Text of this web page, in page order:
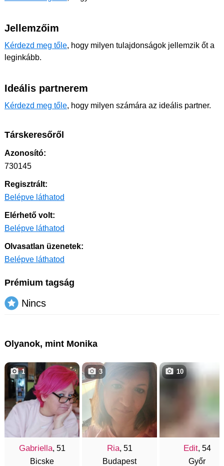
Jellemzőim
Kérdezd meg tőle, hogy milyen tulajdonságok jellemzik őt a
leginkább.
Ideális partnerem
Kérdezd meg tőle, hogy milyen számára az ideális partner.
Társkeresőről
Azonosító:
730145
Regisztrált:
Belépve láthatod
Elérhető volt:
Belépve láthatod
Olvasatlan üzenetek:
Belépve láthatod
Prémium tagság
Nincs
Olyanok, mint Monika
Gabriella, 51
Bicske
1
Ria, 51
Budapest
3
Edit, 54
Győr
10